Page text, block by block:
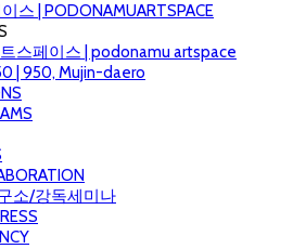
스 | PODONAMUARTSPACE
스페이스 | podonamu artspace
| 950, Mujin-daero
소/강독세미나